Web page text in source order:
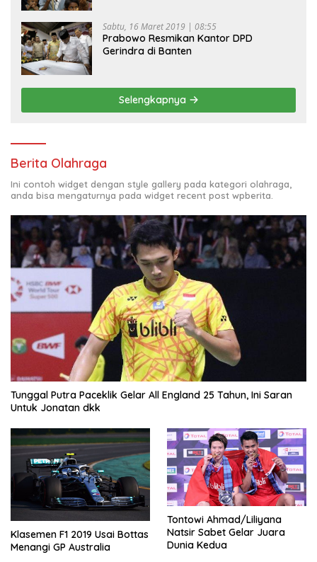
Sabtu, 16 Maret 2019 | 08:55
Prabowo Resmikan Kantor DPD
Gerindra di Banten
Selengkapnya
Berita Olahraga
Ini contoh widget dengan style gallery pada kategori olahraga,
anda bisa mengaturnya pada widget recent post wpberita.
Tunggal Putra Paceklik Gelar All England 25 Tahun, Ini Saran
Untuk Jonatan dkk
Klasemen F1 2019 Usai Bottas
Menangi GP Australia
Tontowi Ahmad/Liliyana
Natsir Sabet Gelar Juara
Dunia Kedua